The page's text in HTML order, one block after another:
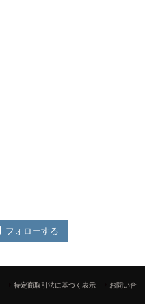
フォローする
特定商取引法に基づく表示
お問い合